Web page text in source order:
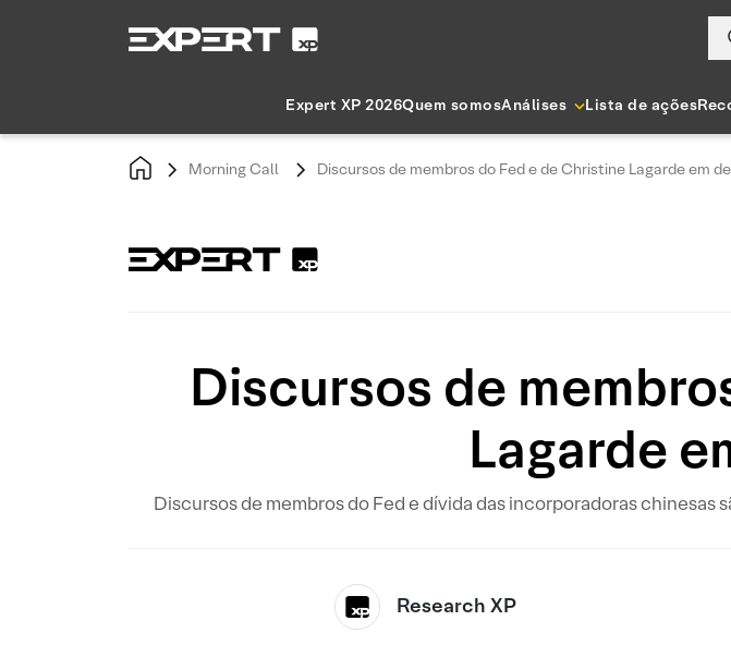
Expert XP 2026Quem somosAnálises Lista de ações
Morning Call Discursos de membros do Fed e de Christine Lagarde em
Discursos de
Lagarde
Discursos de membros do Fed e dívida das incorporadoras
Research XP